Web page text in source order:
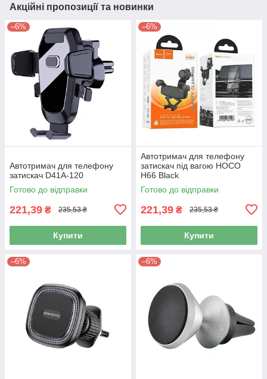
Акційні пропозиції та новинки
–6%
Автотримач для телефону
затискач D41A-120
Готово до відправки
221,39 ₴ 235,53 ₴
Купити
–6%
Автотримач для телефону
затискач під вагою HOCO
H66 Black
Готово до відправки
221,39 ₴ 235,53 ₴
Купити
–6% –6%